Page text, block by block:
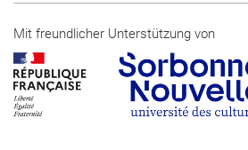
Mit freundlicher Unterstützung von